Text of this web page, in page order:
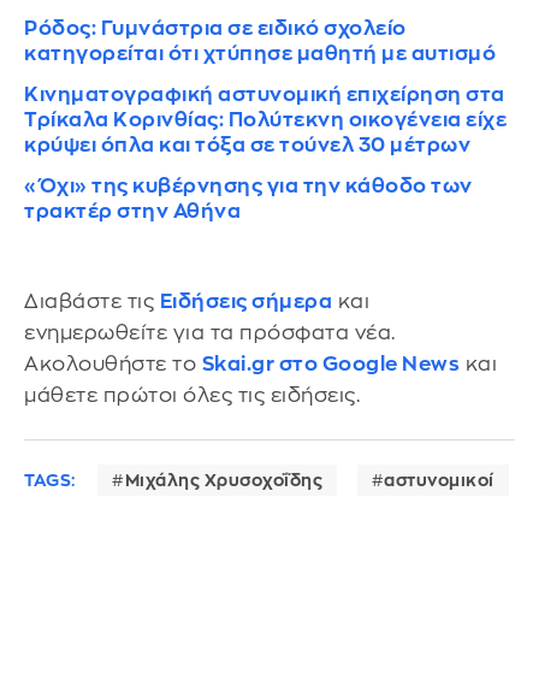
Ρόδος: Γυμνάστρια σε ειδικό σχολείο
κατηγορείται ότι χτύπησε μαθητή με αυτισμό
Κινηματογραφική αστυνομική επιχείρηση στα
Τρίκαλα Κορινθίας: Πολύτεκνη οικογένεια είχε
κρύψει όπλα και τόξα σε τούνελ 30 μέτρων
«Όχι» της κυβέρνησης για την κάθοδο των
τρακτέρ στην Αθήνα
Διαβάστε τις Ειδήσεις σήμερα και
ενημερωθείτε για τα πρόσφατα νέα.
Ακολουθήστε το Skai.gr στο Google News και
μάθετε πρώτοι όλες τις ειδήσεις.
TAGS: Μιχάλης Χρυσοχοΐδης αστυνομικοί